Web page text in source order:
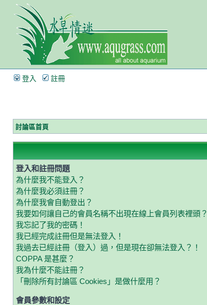
登入 註冊
討論區首頁
登入和註冊問題
為什麼我不能登入？
為什麼我必須註冊？
為什麼我會自動登出？
我要如何讓自己的會員名稱不出現在線上會員列表裡頭？
我忘記了我的密碼！
我已經完成註冊但是無法登入！
我過去已經註冊（登入）過，但是現在卻無法登入？！
COPPA 是甚麼？
我為什麼不能註冊？
「刪除所有討論區 Cookies」是做什麼用？
會員參數和設定